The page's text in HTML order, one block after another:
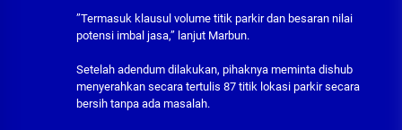
”Termasuk klausul volume titik parkir dan besaran nilai
potensi imbal jasa,” lanjut Marbun.
Setelah adendum dilakukan, pihaknya meminta dishub
menyerahkan secara tertulis 87 titik lokasi parkir secara
bersih tanpa ada masalah.